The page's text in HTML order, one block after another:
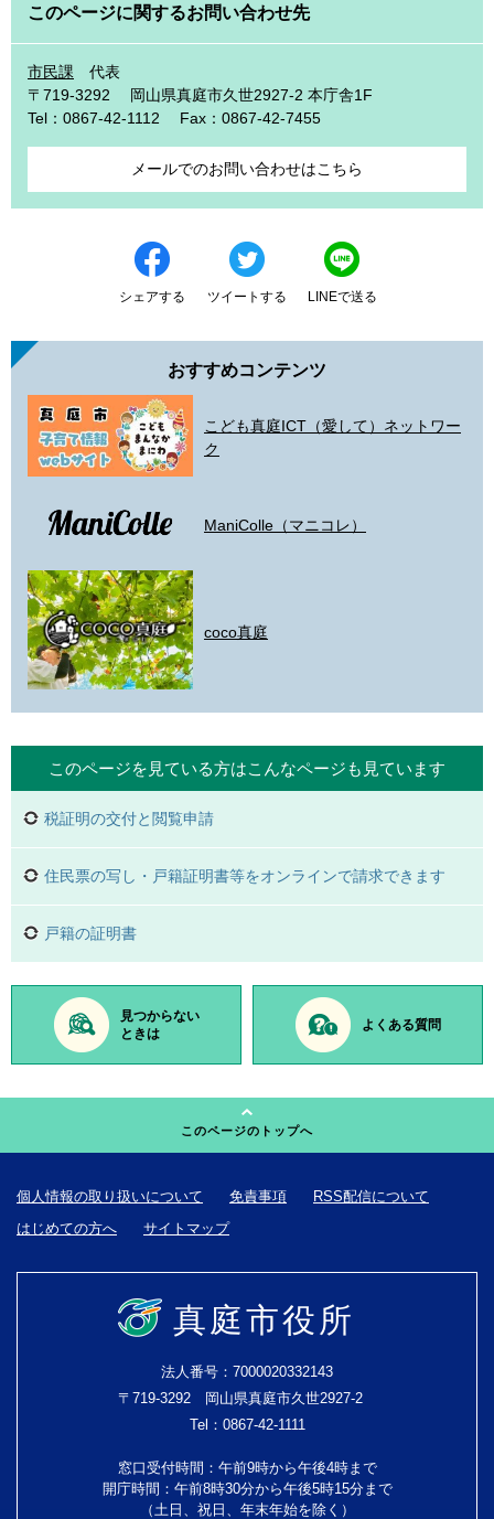
このページに関するお問い合わせ先
市民課
代表
〒719-3292
岡山県真庭市久世2927-2 本庁舎1F
Tel：0867-42-1112
Fax：0867-42-7455
メールでのお問い合わせはこちら
シェアする ツイートする LINEで送る
おすすめコンテンツ
こども真庭ICT（愛して）ネットワー
ク
ManiColle（マニコレ）
coco真庭
このページを見ている方はこんなページも見ています
税証明の交付と閲覧申請
住民票の写し・戸籍証明書等をオンラインで請求できます
戸籍の証明書
見つからない
ときは
よくある質問
このページのトップへ
個人情報の取り扱いについて 免責事項
RSS配信について
はじめての方へ
サイトマップ
真庭市役所
法人番号：7000020332143
〒719-3292 岡山県真庭市久世2927-2
Tel：0867-42-1111
窓口受付時間：午前9時から午後4時まで
開庁時間：午前8時30分から午後5時15分まで
（土日、祝日、年末年始を除く）